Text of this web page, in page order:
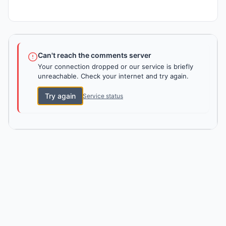
Can't reach the comments server
Your connection dropped or our service is briefly
unreachable. Check your internet and try again.
Try again Service status